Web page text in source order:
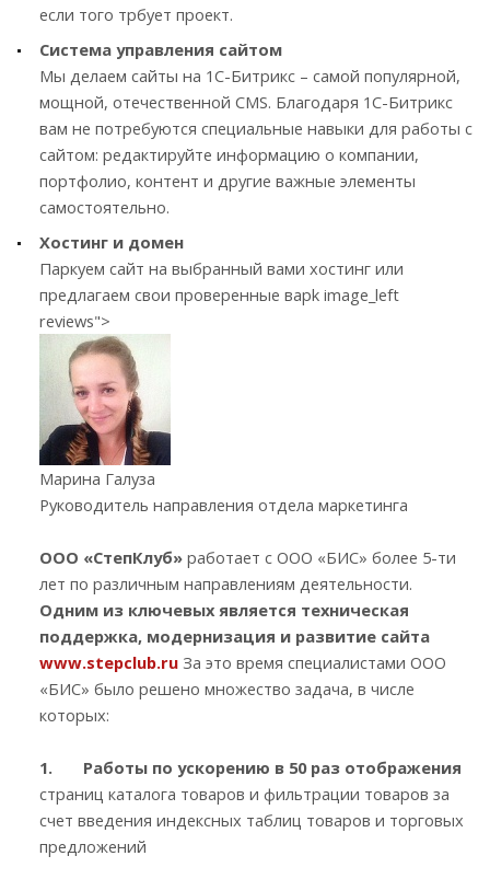
если того трбует проект.
Система управления сайтом
Мы делаем сайты на 1С-Битрикс – самой популярной,
мощной, отечественной CMS. Благодаря 1С-Битрикс
вам не потребуются специальные навыки для работы с
сайтом: редактируйте информацию о компании,
портфолио, контент и другие важные элементы
самостоятельно.
Хостинг и домен
Паркуем сайт на выбранный вами хостинг или
предлагаем свои проверенные варk image_left
reviews">
Марина Галуза
Руководитель направления отдела маркетинга
ООО «СтепКлуб» работает с ООО «БИС» более 5-ти
лет по различным направлениям деятельности.
Одним из ключевых является техническая
поддержка, модернизация и развитие сайта
www.stepclub.ru За это время специалистами ООО
«БИС» было решено множество задача, в числе
которых:
1.
Работы по ускорению в 50 раз отображения
страниц каталога товаров и фильтрации товаров за
счет введения индексных таблиц товаров и торговых
предложений